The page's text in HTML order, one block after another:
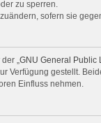
zu sperren.
sofern sie
„GNU General Public
Verfügung gestellt.
Einfluss nehmen.